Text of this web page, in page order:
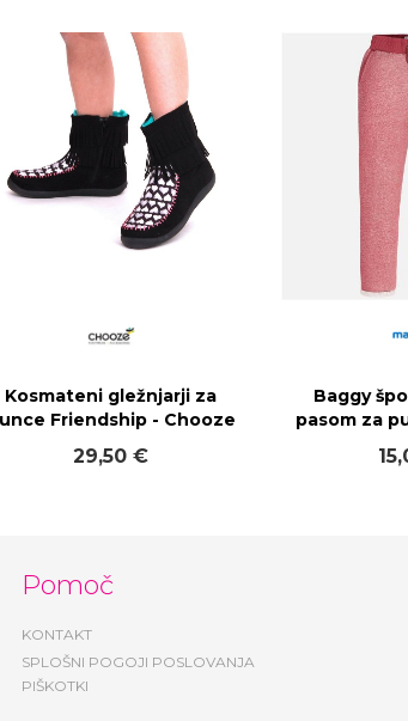
Kosmateni gležnjarji za
Friendship - Chooze
29,50 €
Baggy
pasom za
Pomoč
KONTAKT
SPLOŠNI POGOJI POSLOVANJA
PIŠKOTKI